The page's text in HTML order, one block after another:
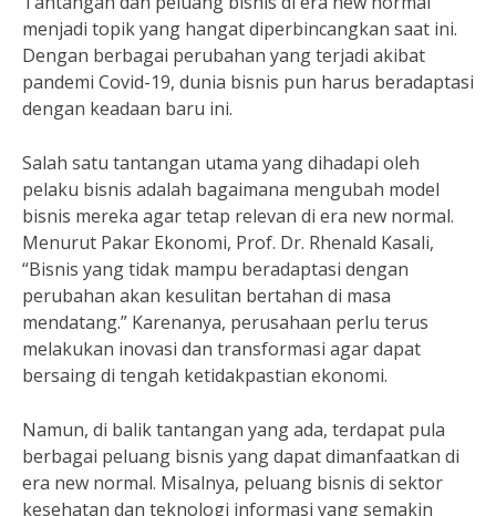
menjadi topik yang hangat diperbincangkan saat ini.
Dengan berbagai perubahan yang terjadi akibat
pandemi Covid-19, dunia bisnis pun harus beradaptasi
dengan keadaan baru ini.
Salah satu tantangan utama yang dihadapi oleh
pelaku bisnis adalah bagaimana mengubah model
bisnis mereka agar tetap relevan di era new normal.
Menurut Pakar Ekonomi, Prof. Dr. Rhenald Kasali,
“Bisnis yang tidak mampu beradaptasi dengan
perubahan akan kesulitan bertahan di masa
mendatang.” Karenanya, perusahaan perlu terus
melakukan inovasi dan transformasi agar dapat
bersaing di tengah ketidakpastian ekonomi.
Namun, di balik tantangan yang ada, terdapat pula
berbagai peluang bisnis yang dapat dimanfaatkan di
era new normal. Misalnya, peluang bisnis di sektor
kesehatan dan teknologi informasi yang semakin